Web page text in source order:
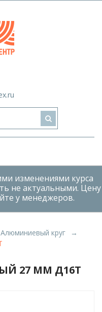
изменениями курса
не актуальными. Цену
у менеджеров.
Алюминиевый круг
27 ММ Д16Т